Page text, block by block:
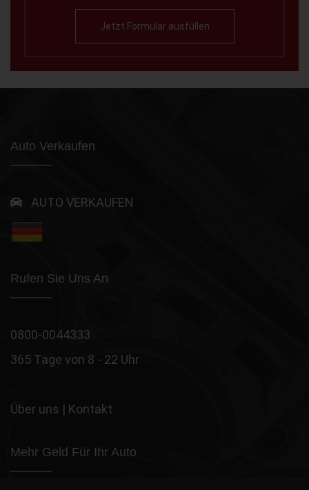
Jetzt Formular ausfüllen
Auto Verkaufen
AUTO VERKAUFEN
Rufen Sie Uns An
0800-0044333
365 Tage von 8 - 22 Uhr
Über uns | Kontakt
Mehr Geld Für Ihr Auto